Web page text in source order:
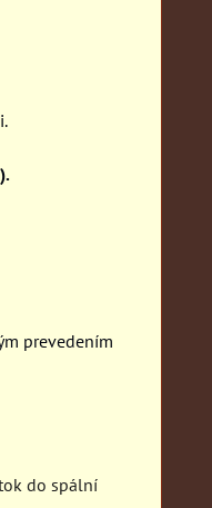
prevedením
do spální